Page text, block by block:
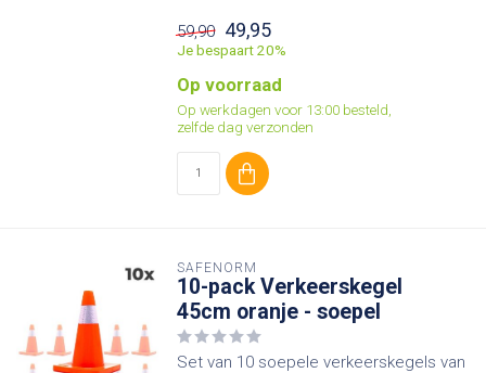
59,90 49,95
Je bespaart 20%
Op voorraad
Op werkdagen voor 13:00 besteld,
zelfde dag verzonden
SAFENORM
10-pack Verkeerskegel
45cm oranje - soepel
Set van 10 soepele verkeerskegels van